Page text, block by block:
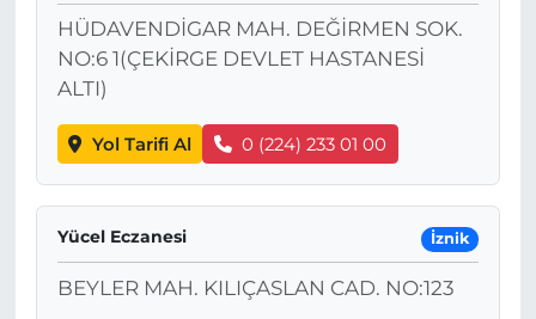
HÜDAVENDİGAR MAH. DEĞİRMEN SOK.
NO:6 1(ÇEKİRGE DEVLET HASTANESİ
ALTI)
Yol Tarifi Al 0 (224) 233 01 00
Yücel Eczanesi İznik
BEYLER MAH. KILIÇASLAN CAD. NO:123